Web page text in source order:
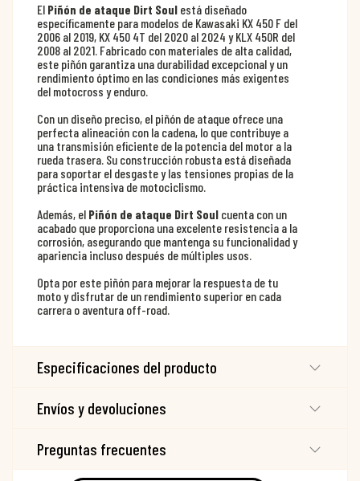
El Piñón de ataque Dirt Soul está diseñado
específicamente para modelos de Kawasaki KX 450 F del
2006 al 2019, KX 450 4T del 2020 al 2024 y KLX 450R del
2008 al 2021. Fabricado con materiales de alta calidad,
este piñón garantiza una durabilidad excepcional y un
rendimiento óptimo en las condiciones más exigentes
del motocross y enduro.
Con un diseño preciso, el piñón de ataque ofrece una
perfecta alineación con la cadena, lo que contribuye a
una transmisión eficiente de la potencia del motor a la
rueda trasera. Su construcción robusta está diseñada
para soportar el desgaste y las tensiones propias de la
práctica intensiva de motociclismo.
Además, el Piñón de ataque Dirt Soul cuenta con un
acabado que proporciona una excelente resistencia a la
corrosión, asegurando que mantenga su funcionalidad y
apariencia incluso después de múltiples usos.
Opta por este piñón para mejorar la respuesta de tu
moto y disfrutar de un rendimiento superior en cada
carrera o aventura off-road.
Especificaciones del producto
Envíos y devoluciones
Preguntas frecuentes